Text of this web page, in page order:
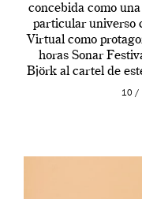
concebida como
particular universo
Virtual como
horas Sonar
Björk al cartel de
en una de las10 /